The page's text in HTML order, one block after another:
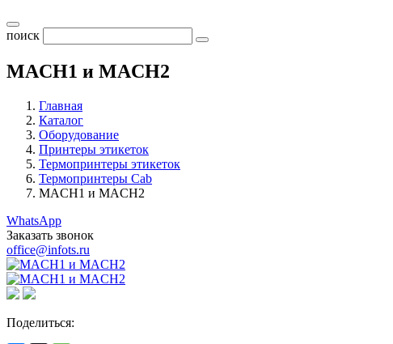
поиск
MACH1 и MACH2
Главная
Каталог
Оборудование
Принтеры этикеток
Термопринтеры этикеток
Термопринтеры Cab
MACH1 и MACH2
WhatsApp
Заказать звонок
office@infots.ru
Поделиться: